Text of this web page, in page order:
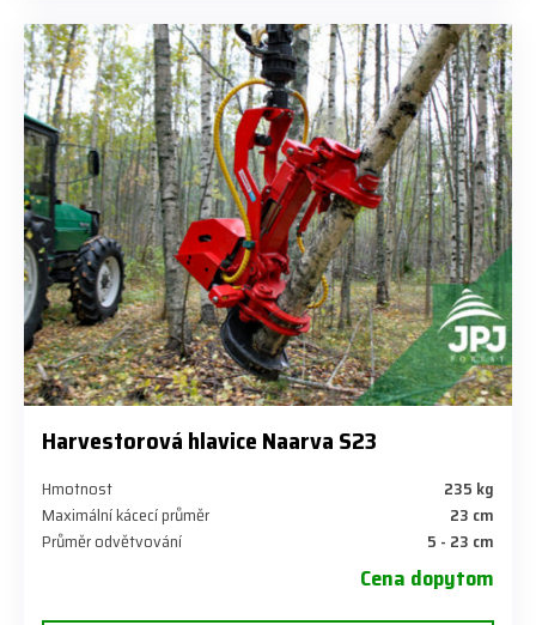
Harvestorová hlavice Naarva S23
Hmotnost
235 kg
Maximální kácecí průměr
23 cm
Průměr odvětvování
5 - 23 cm
Cena dopytom